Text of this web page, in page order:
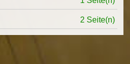
2 Seite(n)